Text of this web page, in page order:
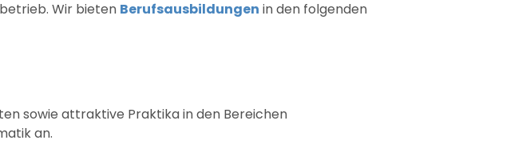
Wir bieten Berufsausbildungen in den folgenden
sowie attraktive Praktika in den Bereichen
an.